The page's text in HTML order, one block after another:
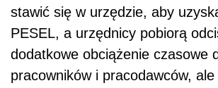
stawić się w urzędzie, aby
PESEL, a urzędnicy pobiorą
dodatkowe obciążenie czasowe
pracowników i pracodawców,